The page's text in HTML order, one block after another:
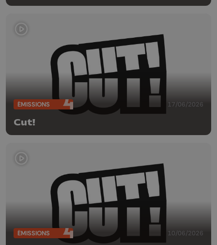
ÉMISSIONS 17/06/2026
Cut!
ÉMISSIONS 10/06/2026